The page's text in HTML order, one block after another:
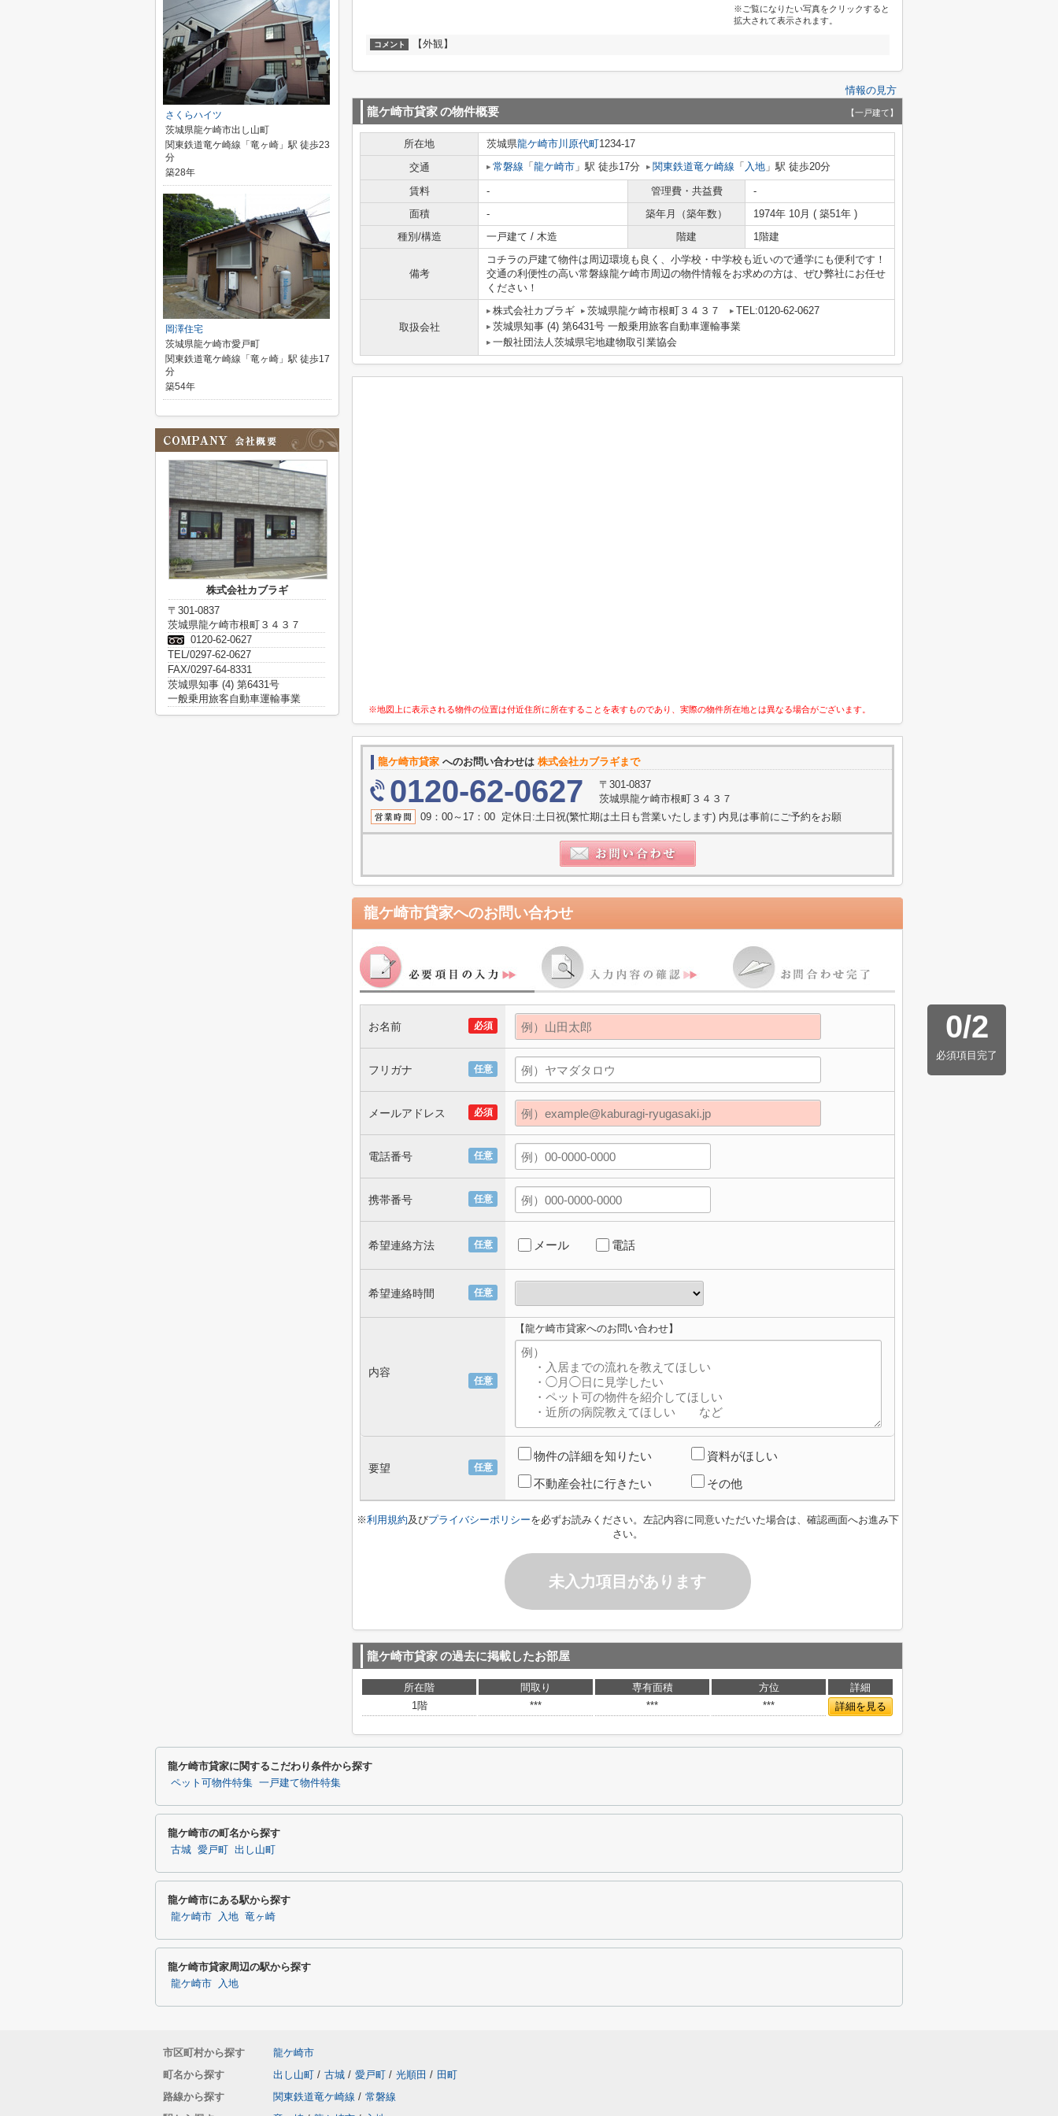
※ご覧になりたい写真をクリックすると
拡大されて表示されます。
コメント 【外観】
情報の見方
龍ケ崎市貸家の物件概要 【一戸建て】
所在地 茨城県龍ケ崎市川原代町1234-17
交通
常磐線 「 龍ケ崎市 」駅 徒歩17分 関東鉄道竜ケ崎線 「 入地 」駅 徒歩20分
賃料 - 管理費・共益費
-
面積
- 築年月（築年数）
1974年 10月 ( 築51年 )
種別/構造
一戸建て / 木造 階建 1階建
備考
コチラの戸建て物件は周辺環境も良く、小学校・中学校も近いので通学にも便利です！
交通の利便性の高い常磐線龍ケ崎市周辺の物件情報をお求めの方は、ぜひ弊社にお任せ
ください！
取扱会社
株式会社カブラギ 茨城県龍ケ崎市根町３４３７
TEL:0120-62-0627
茨城県知事 (4) 第6431号 一般乗用旅客自動車運輸事業
一般社団法人茨城県宅地建物取引業協会
※地図上に表示される物件の位置は付近住所に所在することを表すものであり、実際の物件所在地とは異なる場合がございます。
龍ケ崎市貸家 へのお問い合わせは 株式会社カブラギまで
0120-62-0627
〒301-0837
茨城県龍ケ崎市根町３４３７
09：00～17：00 定休日:土日祝(繁忙期は土日も営業いたします) 内見は事前にご予約をお願
龍ケ崎市貸家へのお問い合わせ
0/2
必須項目完了
必須
お名前
任意
フリガナ
必須
メールアドレス
任意
電話番号
任意
携帯番号
任意
希望連絡方法 メール 電話
任意
希望連絡時間
任意
内容
【龍ケ崎市貸家へのお問い合わせ】
任意
要望
物件の詳細を知りたい 資料がほしい
不動産会社に行きたい その他
※利用規約及びプライバシーポリシーを必ずお読みください。左記内容に同意いただいた場合は、確認画面へお進み下
さい。
未入力項目があります
龍ケ崎市貸家の過去に掲載したお部屋
所在階 間取り 専有面積 方位
詳細
1階
*** *** *** 詳細を見る
さくらハイツ
茨城県龍ケ崎市出し山町
関東鉄道竜ケ崎線「竜ヶ崎」駅 徒歩23
分
築28年
岡澤住宅
茨城県龍ケ崎市愛戸町
関東鉄道竜ケ崎線「竜ヶ崎」駅 徒歩17
分
築54年
株式会社カブラギ
〒301-0837
茨城県龍ケ崎市根町３４３７
0120-62-0627
TEL/0297-62-0627
FAX/0297-64-8331
茨城県知事 (4) 第6431号
一般乗用旅客自動車運輸事業
龍ケ崎市貸家に関するこだわり条件から探す
ペット可物件特集 一戸建て物件特集
龍ケ崎市の町名から探す
古城 愛戸町 出し山町
龍ケ崎市にある駅から探す
龍ケ崎市 入地 竜ヶ崎
龍ケ崎市貸家周辺の駅から探す
龍ケ崎市 入地
市区町村から探す
龍ケ崎市
町名から探す
出し山町 / 古城 / 愛戸町 / 光順田 / 田町
路線から探す
関東鉄道竜ケ崎線 / 常磐線